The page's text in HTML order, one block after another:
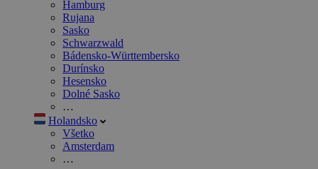
Hamburg
Rujana
Sasko
Schwarzwald
Bádensko-Württembersko
Durínsko
Hesensko
Dolné Sasko
…
Holandsko
Všetko
Amsterdam
…